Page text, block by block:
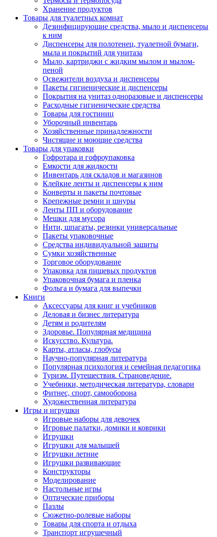
Хранение продуктов
Товары для туалетных комнат
Дезинфицирующие средства, мыло и диспенсеры
к ним
Диспенсеры для полотенец, туалетной бумаги,
мыла и покрытий для унитаза
Мыло, картриджи с жидким мылом и мылом-
пеной
Освежители воздуха и диспенсеры
Пакеты гигиенические и диспенсеры
Покрытия на унитаз одноразовые и диспенсеры
Расходные гигиенические средства
Товары для гостиниц
Уборочный инвентарь
Хозяйственные принадлежности
Чистящие и моющие средства
Товары для упаковки
Гофротара и гофроупаковка
Емкости для жидкости
Инвентарь для складов и магазинов
Клейкие ленты и диспенсеры к ним
Конверты и пакеты почтовые
Крепежные ремни и шнуры
Ленты ПП и оборудование
Мешки для мусора
Нити, шпагаты, резинки универсальные
Пакеты упаковочные
Средства индивидуальной защиты
Сумки хозяйственные
Торговое оборудование
Упаковка для пищевых продуктов
Упаковочная бумага и пленка
Фольга и бумага для выпечки
Книги
Аксессуары для книг и учебников
Деловая и бизнес литература
Детям и родителям
Здоровье. Популярная медицина
Искусство. Культура.
Карты, атласы, глобусы
Научно-популярная литература
Популярная психология и семейная педагогика
Туризм. Путешествия. Страноведение.
Учебники, методическая литература, словари
Фитнес, спорт, самооборона
Художественная литература
Игры и игрушки
Игровые наборы для девочек
Игровые палатки, домики и коврики
Игрушки
Игрушки для малышей
Игрушки летние
Игрушки развивающие
Конструкторы
Моделирование
Настольные игры
Оптические приборы
Пазлы
Сюжетно-ролевые наборы
Товары для спорта и отдыха
Транспорт игрушечный